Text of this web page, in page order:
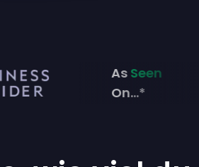
AsSeen
On...*